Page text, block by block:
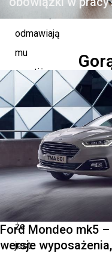
odmawiają
mu
prestiżu,
jednak
w
gruncie
rzeczy
trzeba
przyznać,
że
jest
Ford Mondeo mk5
wersje